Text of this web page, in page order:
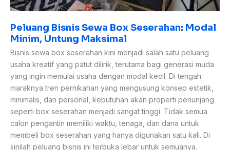
Peluang Bisnis Sewa Box Seserahan: Modal
Minim, Untung Maksimal
Bisnis sewa box seserahan kini menjadi salah satu peluang
usaha kreatif yang patut dilirik, terutama bagi generasi muda
yang ingin memulai usaha dengan modal kecil. Di tengah
maraknya tren pernikahan yang mengusung konsep estetik,
minimalis, dan personal, kebutuhan akan properti penunjang
seperti box seserahan menjadi sangat tinggi. Tidak semua
calon pengantin memiliki waktu, tenaga, dan dana untuk
membeli box seserahan yang hanya digunakan satu kali. Di
sinilah peluang bisnis ini terbuka lebar untuk semuanya.